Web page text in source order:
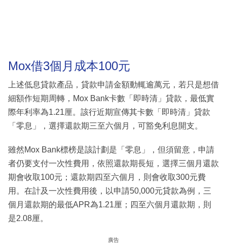
Mox借3個月成本100元
上述低息貸款產品，貸款申請金額動輒逾萬元，若只是想借
細額作短期周轉，Mox Bank卡數「即時清」貸款，最低實
際年利率為1.21厘。該行近期宣傳其卡數「即時清」貸款
「零息」，選擇還款期三至六個月，可豁免利息開支。
雖然Mox Bank標榜是該計劃是「零息」，但須留意，申請
者仍要支付一次性費用，依照還款期長短，選擇三個月還款
期會收取100元；還款期四至六個月，則會收取300元費
用。在計及一次性費用後，以申請50,000元貸款為例，三
個月還款期的最低APR為1.21厘；四至六個月還款期，則
是2.08厘。
廣告